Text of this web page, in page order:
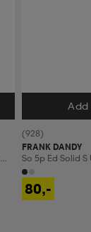
Velg Add
(928)
FRANK DANDY
So 5p Ed Solid S
80,-